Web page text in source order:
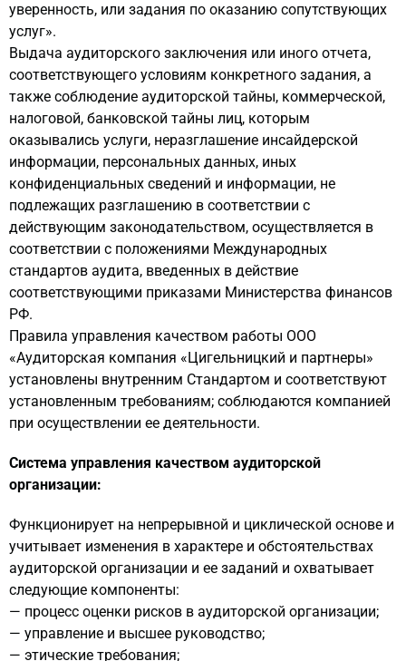
уверенность, или задания по оказанию сопутствующих
услуг».
Выдача аудиторского заключения или иного отчета,
соответствующего условиям конкретного задания, а
также соблюдение аудиторской тайны, коммерческой,
налоговой, банковской тайны лиц, которым
оказывались услуги, неразглашение инсайдерской
информации, персональных данных, иных
конфиденциальных сведений и информации, не
подлежащих разглашению в соответствии с
действующим законодательством, осуществляется в
соответствии с положениями Международных
стандартов аудита, введенных в действие
соответствующими приказами Министерства финансов
РФ.
Правила управления качеством работы ООО
«Аудиторская компания «Цигельницкий и партнеры»
установлены внутренним Стандартом и соответствуют
установленным требованиям; соблюдаются компанией
при осуществлении ее деятельности.
Система управления качеством аудиторской
организации:
Функционирует на непрерывной и циклической основе и
учитывает изменения в характере и обстоятельствах
аудиторской организации и ее заданий и охватывает
следующие компоненты:
— процесс оценки рисков в аудиторской организации;
— управление и высшее руководство;
— этические требования;